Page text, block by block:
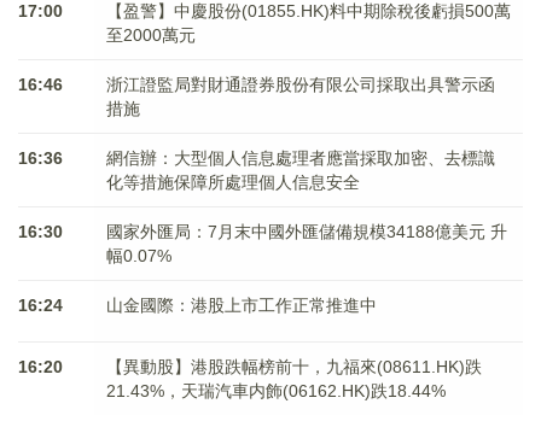
17:00
【盈警】中慶股份(01855.HK)料中期除稅後虧損500萬
至2000萬元
16:46
浙江證監局對財通證券股份有限公司採取出具警示函
措施
16:36
網信辦：大型個人信息處理者應當採取加密、去標識
化等措施保障所處理個人信息安全
16:30
國家外匯局：7月末中國外匯儲備規模34188億美元 升
幅0.07%
16:24 山金國際：港股上市工作正常推進中
16:20
【異動股】港股跌幅榜前十，九福來(08611.HK)跌
21.43%，天瑞汽車内飾(06162.HK)跌18.44%